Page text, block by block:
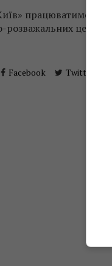
працюватиме за
розважальних
Facebook Twitter